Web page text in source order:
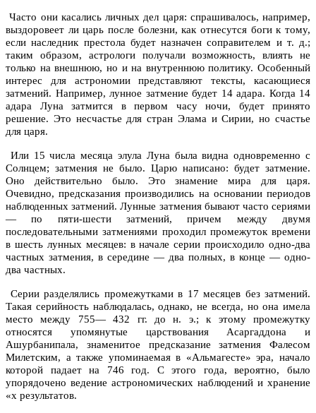
Часто они касались личных дел царя: спрашивалось, например,
выздоровеет ли царь после болезни, как отнесутся боги к тому,
если наследник престола будет назначен соправителем и т. д.;
таким образом, астрологи получали возможность, влиять не
только на внешнюю, но и на внутреннюю политику. Особенный
интерес для астрономии представляют тексты, касающиеся
затмений. Например, лунное затмение будет 14 адара. Когда 14
адара Луна затмится в первом часу ночи, будет принято
решение. Это несчастье для стран Элама и Сирии, но счастье
для царя.
Или 15 числа месяца элула Луна была видна одновременно с
Солнцем; затмения не было. Царю написано: будет затмение.
Оно действительно было. Это знамение мира для царя.
Очевидно, предсказания производились на основании периодов
наблюденных затмений. Лунные затмения бывают часто сериями
— по пяти-шести затмений, причем между двумя
последовательными затмениями проходил промежуток времени
в шесть лунных месяцев: в начале серии происходило одно-два
частных затмения, в середине — два полных, в конце — одно-
два частных.
Серии разделялись промежутками в 17 месяцев без затмений.
Такая серийность наблюдалась, однако, не всегда, но она имела
место между 755— 432 гг. до н. э.; к этому промежутку
относятся упомянутые царствования Асаргаддона и
Ашурбанипала, знаменитое предсказание затмения Фалесом
Милетским, а также упоминаемая в «Альмагесте» эра, начало
которой падает на 746 год. С этого года, вероятно, было
упорядочено ведение астрономических наблюдений и хранение
«х результатов.